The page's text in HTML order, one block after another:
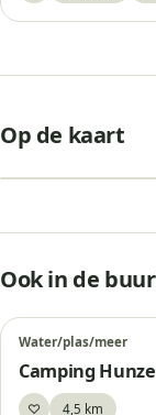
Op de kaart
−
Ook in de
Water/plas/meer
Camping
♡ 4,5 km